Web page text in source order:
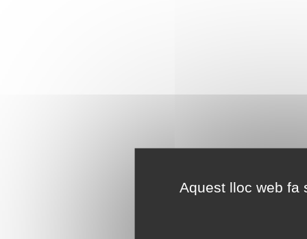
Aquest lloc web fa